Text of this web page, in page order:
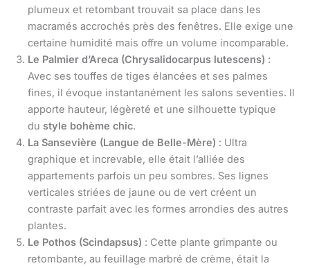
plumeux et retombant trouvait sa place dans les
macramés accrochés près des fenêtres. Elle exige une
certaine humidité mais offre un volume incomparable.
Le Palmier d’Areca (Chrysalidocarpus lutescens) :
Avec ses touffes de tiges élancées et ses palmes
fines, il évoque instantanément les salons seventies. Il
apporte hauteur, légèreté et une silhouette typique
du style bohème chic.
La Sansevière (Langue de Belle-Mère) : Ultra
graphique et increvable, elle était l’alliée des
appartements parfois un peu sombres. Ses lignes
verticales striées de jaune ou de vert créent un
contraste parfait avec les formes arrondies des autres
plantes.
Le Pothos (Scindapsus) : Cette plante grimpante ou
retombante, au feuillage marbré de crème, était la